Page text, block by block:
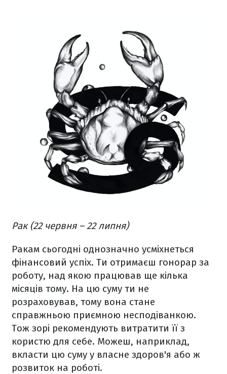
Рак (22 червня – 22 липня)
Ракам сьогодні однозначно усміхнеться
фінансовий успіх. Ти отримаєш гонорар за
роботу, над якою працював ще кілька
місяців тому. На цю суму ти не
розраховував, тому вона стане
справжньою приємною несподіванкою.
Тож зорі рекомендують витратити її з
користю для себе. Можеш, наприклад,
вкласти цю суму у власне здоров'я або ж
розвиток на роботі.